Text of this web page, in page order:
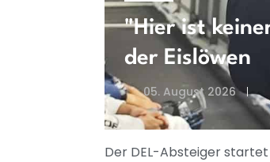
"Hier ist
der Eislöwen
05. August 2026
Der DEL-Absteiger startet